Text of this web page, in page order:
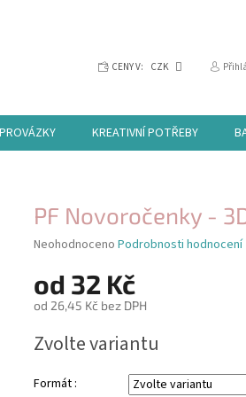
CENY V: CZK
KREATIVNÍ POTŘEBY
PF Novoročenky -
Průměrné
produktu
je
0,0
5
Neohodnoceno Podrobnosti hodnocení
od 32 Kč
od 26,45 Kčbez DPH
cena:
Zvolte variantu
Formát :